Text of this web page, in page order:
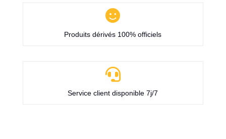

Produits dérivés 100% officiels

Service client disponible 7j/7